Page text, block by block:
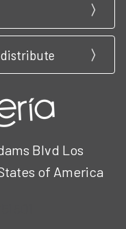
Blvd Los
of America